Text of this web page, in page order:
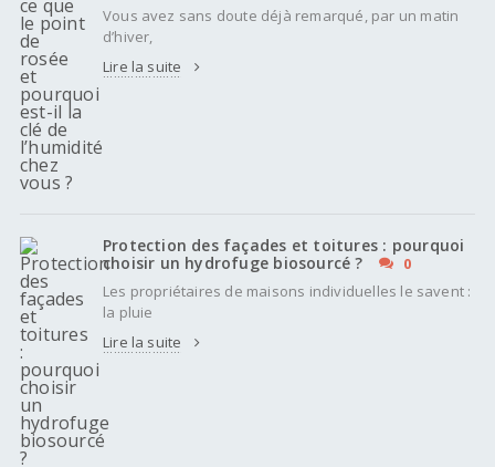
Vous avez sans doute déjà remarqué, par un matin
d’hiver,
Lire la suite
Protection des façades et toitures : pourquoi
choisir un hydrofuge biosourcé ?
0
Les propriétaires de maisons individuelles le savent :
la pluie
Lire la suite